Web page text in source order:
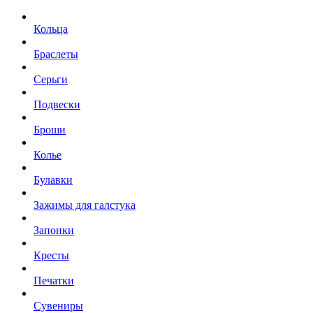
Кольца
Браслеты
Серьги
Подвески
Броши
Колье
Булавки
Зажимы для галстука
Запонки
Кресты
Печатки
Сувениры